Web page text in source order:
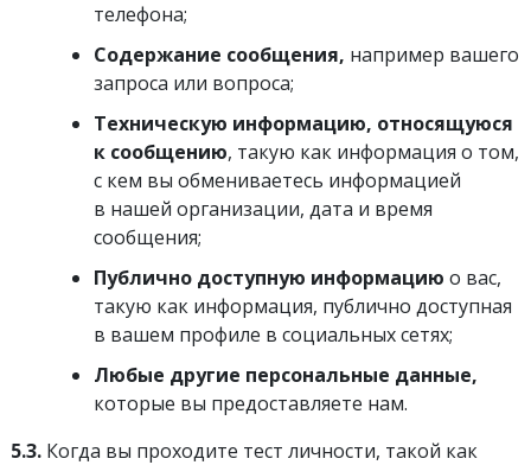
телефона;
Содержание сообщения, например вашего
запроса или вопроса;
Техническую информацию, относящуюся
к сообщению, такую как информация о том,
с кем вы обмениваетесь информацией
в нашей организации, дата и время
сообщения;
Публично доступную информацию о вас,
такую как информация, публично доступная
в вашем профиле в социальных сетях;
Любые другие персональные данные,
которые вы предоставляете нам.
5.3. Когда вы проходите тест личности, такой как